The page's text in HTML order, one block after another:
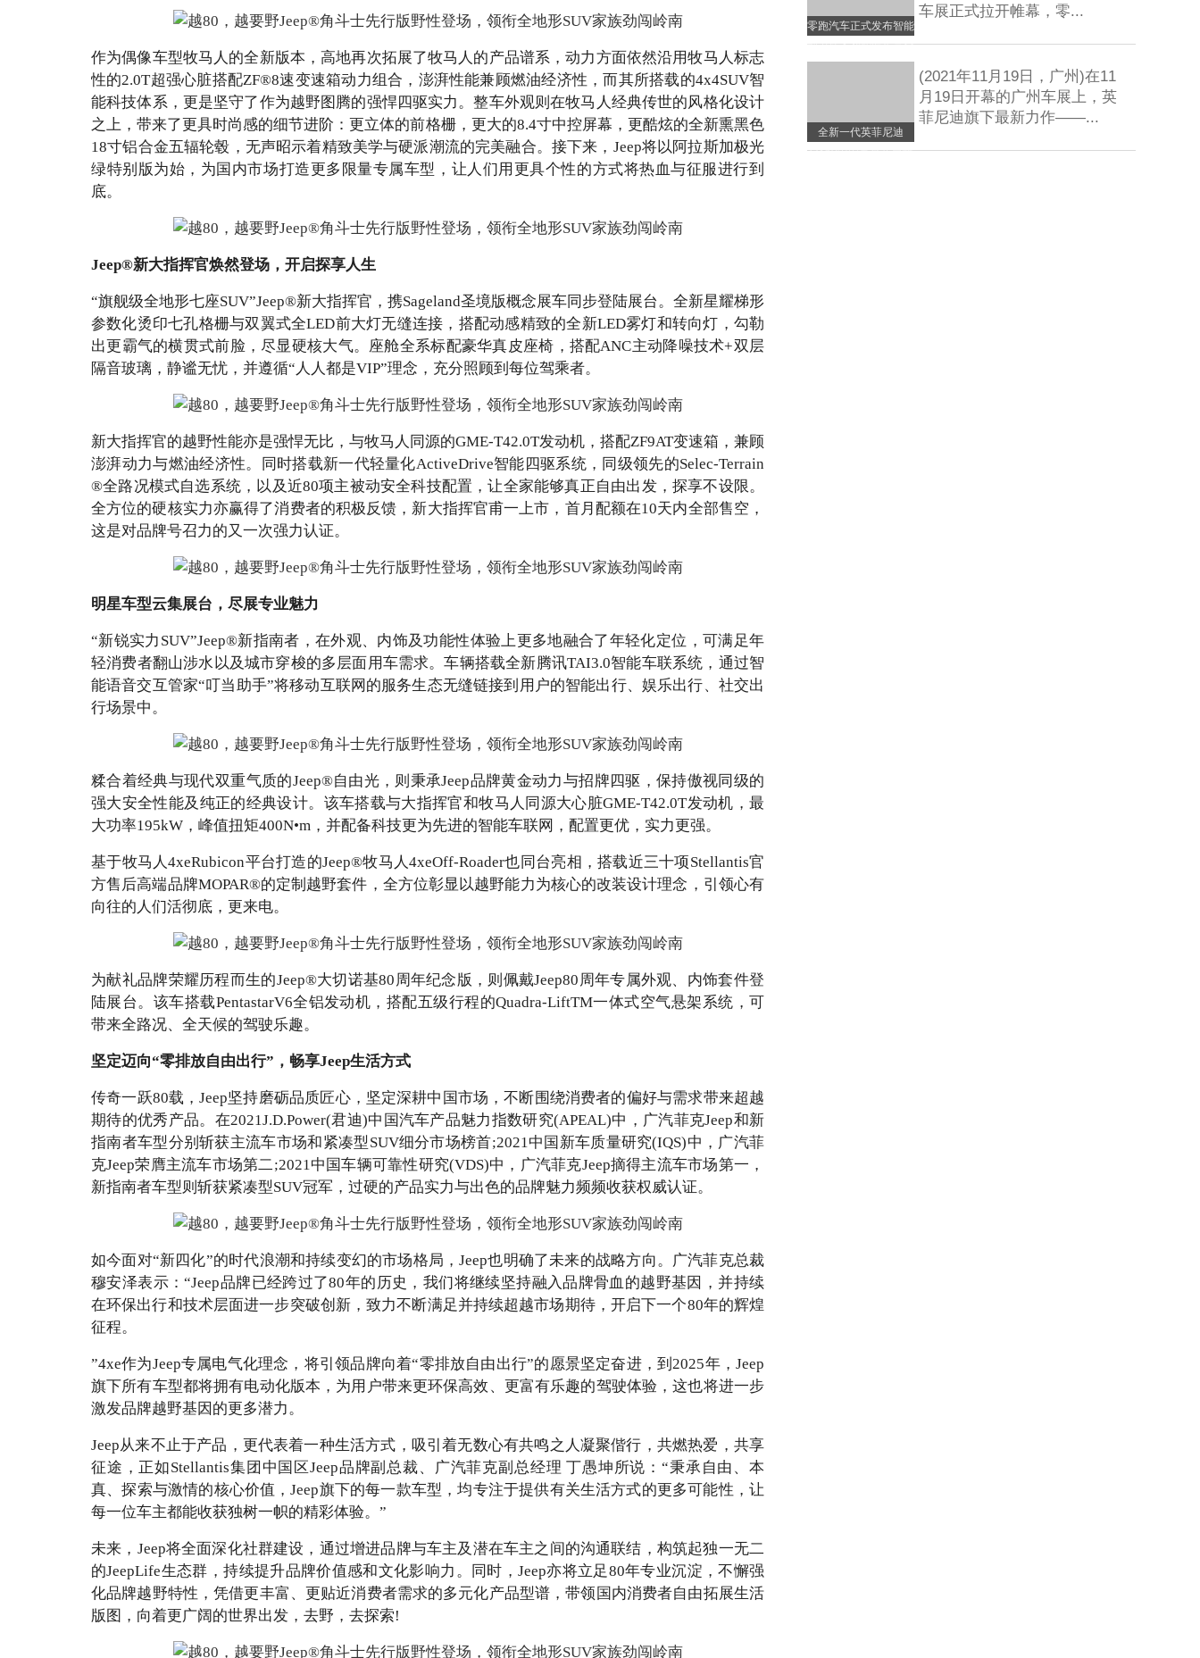
作为偶像车型牧马人的全新版本，高地再次拓展了牧马人的产品谱系，动力方面依然沿用牧马人标志
性的2.0T超强心脏搭配ZF®8速变速箱动力组合，澎湃性能兼顾燃油经济性，而其所搭载的4x4SUV智
能科技体系，更是坚守了作为越野图腾的强悍四驱实力。整车外观则在牧马人经典传世的风格化设计
之上，带来了更具时尚感的细节进阶：更立体的前格栅，更大的8.4寸中控屏幕，更酷炫的全新熏黑色
18寸铝合金五辐轮毂，无声昭示着精致美学与硬派潮流的完美融合。接下来，Jeep将以阿拉斯加极光
绿特别版为始，为国内市场打造更多限量专属车型，让人们用更具个性的方式将热血与征服进行到
底。
Jeep®新大指挥官焕然登场，开启探享人生
“旗舰级全地形七座SUV”Jeep®新大指挥官，携Sageland圣境版概念展车同步登陆展台。全新星耀梯形
参数化烫印七孔格栅与双翼式全LED前大灯无缝连接，搭配动感精致的全新LED雾灯和转向灯，勾勒
出更霸气的横贯式前脸，尽显硬核大气。座舱全系标配豪华真皮座椅，搭配ANC主动降噪技术+双层
隔音玻璃，静谧无忧，并遵循“人人都是VIP”理念，充分照顾到每位驾乘者。
新大指挥官的越野性能亦是强悍无比，与牧马人同源的GME-T42.0T发动机，搭配ZF9AT变速箱，兼顾
澎湃动力与燃油经济性。同时搭载新一代轻量化ActiveDrive智能四驱系统，同级领先的Selec-Terrain
®全路况模式自选系统，以及近80项主被动安全科技配置，让全家能够真正自由出发，探享不设限。
全方位的硬核实力亦赢得了消费者的积极反馈，新大指挥官甫一上市，首月配额在10天内全部售空，
这是对品牌号召力的又一次强力认证。
明星车型云集展台，尽展专业魅力
“新锐实力SUV”Jeep®新指南者，在外观、内饰及功能性体验上更多地融合了年轻化定位，可满足年
轻消费者翻山涉水以及城市穿梭的多层面用车需求。车辆搭载全新腾讯TAI3.0智能车联系统，通过智
能语音交互管家“叮当助手”将移动互联网的服务生态无缝链接到用户的智能出行、娱乐出行、社交出
行场景中。
糅合着经典与现代双重气质的Jeep®自由光，则秉承Jeep品牌黄金动力与招牌四驱，保持傲视同级的
强大安全性能及纯正的经典设计。该车搭载与大指挥官和牧马人同源大心脏GME-T42.0T发动机，最
大功率195kW，峰值扭矩400N•m，并配备科技更为先进的智能车联网，配置更优，实力更强。
基于牧马人4xeRubicon平台打造的Jeep®牧马人4xeOff-Roader也同台亮相，搭载近三十项Stellantis官
方售后高端品牌MOPAR®的定制越野套件，全方位彰显以越野能力为核心的改装设计理念，引领心有
向往的人们活彻底，更来电。
为献礼品牌荣耀历程而生的Jeep®大切诺基80周年纪念版，则佩戴Jeep80周年专属外观、内饰套件登
陆展台。该车搭载PentastarV6全铝发动机，搭配五级行程的Quadra-LiftTM一体式空气悬架系统，可
带来全路况、全天候的驾驶乐趣。
坚定迈向“零排放自由出行”，畅享Jeep生活方式
传奇一跃80载，Jeep坚持磨砺品质匠心，坚定深耕中国市场，不断围绕消费者的偏好与需求带来超越
期待的优秀产品。在2021J.D.Power(君迪)中国汽车产品魅力指数研究(APEAL)中，广汽菲克Jeep和新
指南者车型分别斩获主流车市场和紧凑型SUV细分市场榜首;2021中国新车质量研究(IQS)中，广汽菲
克Jeep荣膺主流车市场第二;2021中国车辆可靠性研究(VDS)中，广汽菲克Jeep摘得主流车市场第一，
新指南者车型则斩获紧凑型SUV冠军，过硬的产品实力与出色的品牌魅力频频收获权威认证。
如今面对“新四化”的时代浪潮和持续变幻的市场格局，Jeep也明确了未来的战略方向。广汽菲克总裁
穆安泽表示：“Jeep品牌已经跨过了80年的历史，我们将继续坚持融入品牌骨血的越野基因，并持续
在环保出行和技术层面进一步突破创新，致力不断满足并持续超越市场期待，开启下一个80年的辉煌
征程。
”4xe作为Jeep专属电气化理念，将引领品牌向着“零排放自由出行”的愿景坚定奋进，到2025年，Jeep
旗下所有车型都将拥有电动化版本，为用户带来更环保高效、更富有乐趣的驾驶体验，这也将进一步
激发品牌越野基因的更多潜力。
Jeep从来不止于产品，更代表着一种生活方式，吸引着无数心有共鸣之人凝聚偕行，共燃热爱，共享
征途，正如Stellantis集团中国区Jeep品牌副总裁、广汽菲克副总经理 丁愚坤所说：“秉承自由、本
真、探索与激情的核心价值，Jeep旗下的每一款车型，均专注于提供有关生活方式的更多可能性，让
每一位车主都能收获独树一帜的精彩体验。”
未来，Jeep将全面深化社群建设，通过增进品牌与车主及潜在车主之间的沟通联结，构筑起独一无二
的JeepLife生态群，持续提升品牌价值感和文化影响力。同时，Jeep亦将立足80年专业沉淀，不懈强
化品牌越野特性，凭借更丰富、更贴近消费者需求的多元化产品型谱，带领国内消费者自由拓展生活
版图，向着更广阔的世界出发，去野，去探索!
零跑汽车正式发布智能
动力技术智能汽车完全
体
车展正式拉开帷幕，零...
全新一代英菲尼迪
QX60中国首秀开启新
(2021年11月19日，广州)在11
月19日开幕的广州车展上，英
菲尼迪旗下最新力作——...